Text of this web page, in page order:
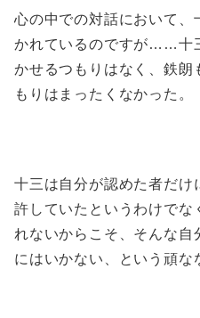
心の中での対話において、
かれているのですが……十
かせるつもりはなく、鉄朗
もりはまったくなかった。
十三は自分が認めた者だけ
許していたというわけで
れないからこそ、そんな自
にはいかない、という頑な